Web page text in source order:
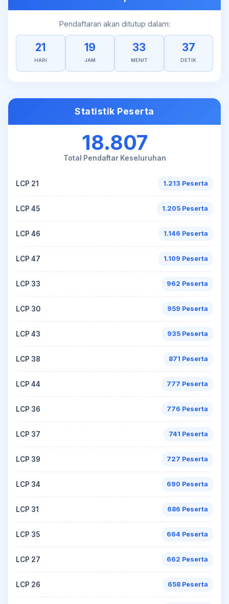
Pendaftaran akan ditutup dalam:
21
HARI
19
JAM
33
MENIT
36
DETIK
Statistik Peserta
18.807
Total Pendaftar Keseluruhan
LCP 21 1.213 Peserta
LCP 45 1.205 Peserta
LCP 46 1.146 Peserta
LCP 47 1.109 Peserta
LCP 33 962 Peserta
LCP 30 959 Peserta
LCP 43 935 Peserta
LCP 38 871 Peserta
LCP 44 777 Peserta
LCP 36 776 Peserta
LCP 37 741 Peserta
LCP 39 727 Peserta
LCP 34 690 Peserta
LCP 31 686 Peserta
LCP 35 664 Peserta
LCP 27 662 Peserta
LCP 26 658 Peserta